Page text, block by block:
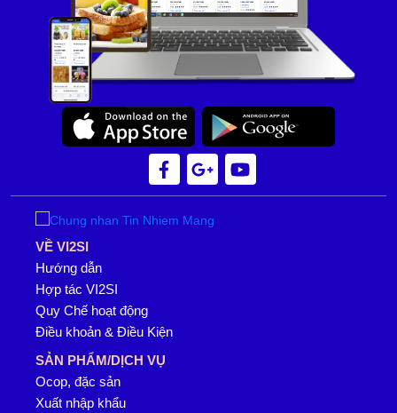
VỀ VI2SI
Hướng dẫn
Hợp tác VI2SI
Quy Chế hoạt động
Điều khoản & Điều Kiện
SẢN PHẨM/DỊCH VỤ
Ocop, đặc sản
Xuất nhập khẩu